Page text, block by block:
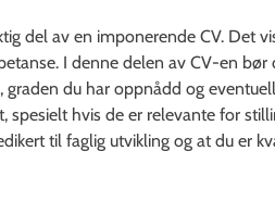
del av en imponerende CV. Det
I denne delen av CV-en
du har oppnådd og
spesielt hvis de er relevante for
til faglig utvikling og at du er